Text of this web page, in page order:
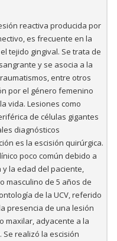
reactiva producida por
es frecuente en la
tejido gingival. Se trata de
y se asocia a la
entre otros
por el género femenino
vida. Lesiones como
de células gigantes
diagnósticos
es la escisión quirúrgica.
poco común debido a
la edad del paciente,
masculino de 5 años de
de la UCV, referido
presencia de una lesión
maxilar, adyacente a la
Se realizó la escisión